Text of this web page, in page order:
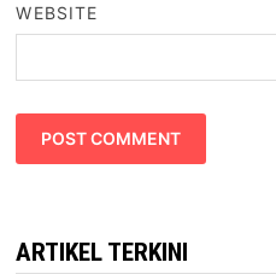
WEBSITE
ARTIKEL TERKINI